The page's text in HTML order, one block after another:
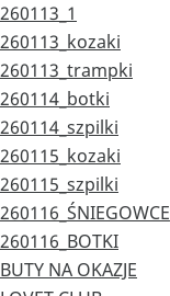
260113_1
260113_kozaki
260113_trampki
260114_botki
260114_szpilki
260115_kozaki
260115_szpilki
260116_ŚNIEGOWCE
260116_BOTKI
BUTY NA OKAZJE